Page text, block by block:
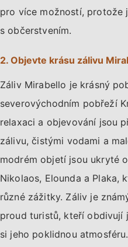
pro více možností, protože
s občerstvením.
2. Objevte krásu zálivu
Záliv Mirabello je krásný
severovýchodním pobřeží
relaxaci a objevování jsou
zálivu, čistými vodami a
modrém objetí jsou ukryté
Nikolaos, Elounda a Plaka,
různé zážitky. Záliv je
proud turistů, kteří obdivují
si jeho poklidnou atmosféru.